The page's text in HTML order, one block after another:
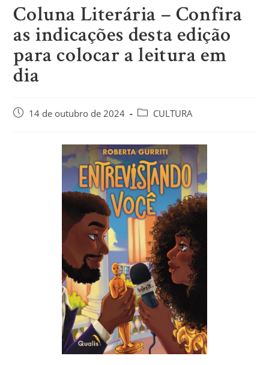
Coluna Literária – Confira
as indicações desta edição
para colocar a leitura em
dia
14 de outubro de 2024 CULTURA